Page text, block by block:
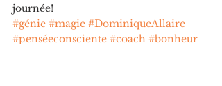
journée!
#génie #magie #DominiqueAllaire
#penséeconsciente #coach #bonheur